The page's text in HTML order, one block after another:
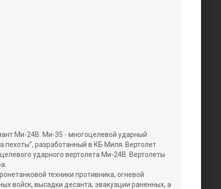
Ми-24В. Ми-35 - многоцелевой ударный
разработанный в КБ Миля. Вертолет
ударного вертолета Ми-24В. Вертолеты
техники противника, огневой
войск, высадки десанта, эвакуации раненных, а